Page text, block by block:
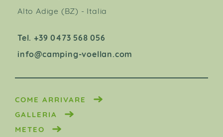
Alto Adige (BZ) - Italia
Tel. +39 0473 568 056
info@camping-voellan.com
COME ARRIVARE
GALLERIA
METEO